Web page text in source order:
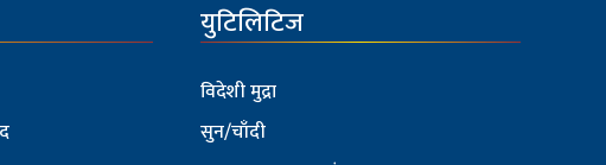
युटिलिटिज
विदेशी मुद्रा
सुन/चाँदी